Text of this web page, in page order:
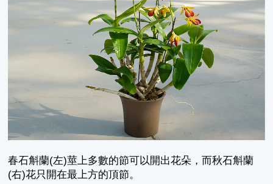
春石斛蘭(左)莖上多數的節可以開出花朵，而秋石斛蘭
(右)花只開在最上方的頂節。